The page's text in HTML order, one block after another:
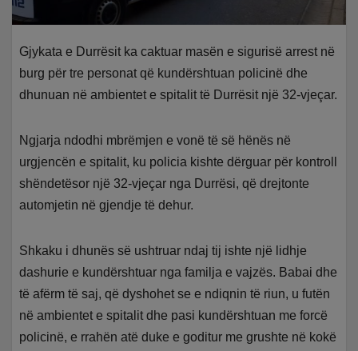
Gjykata e Durrësit ka caktuar masën e sigurisë arrest në
burg për tre personat që kundërshtuan policinë dhe
dhunuan në ambientet e spitalit të Durrësit një 32-vjeçar.
Ngjarja ndodhi mbrëmjen e vonë të së hënës në
urgjencën e spitalit, ku policia kishte dërguar për kontroll
shëndetësor një 32-vjeçar nga Durrësi, që drejtonte
automjetin në gjendje të dehur.
Shkaku i dhunës së ushtruar ndaj tij ishte një lidhje
dashurie e kundërshtuar nga familja e vajzës. Babai dhe
të afërm të saj, që dyshohet se e ndiqnin të riun, u futën
në ambientet e spitalit dhe pasi kundërshtuan me forcë
policinë, e rrahën atë duke e goditur me grushte në kokë